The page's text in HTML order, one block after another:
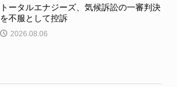
トータルエナジーズ、気候訴訟の一審判決
を不服として控訴
2026.08.06